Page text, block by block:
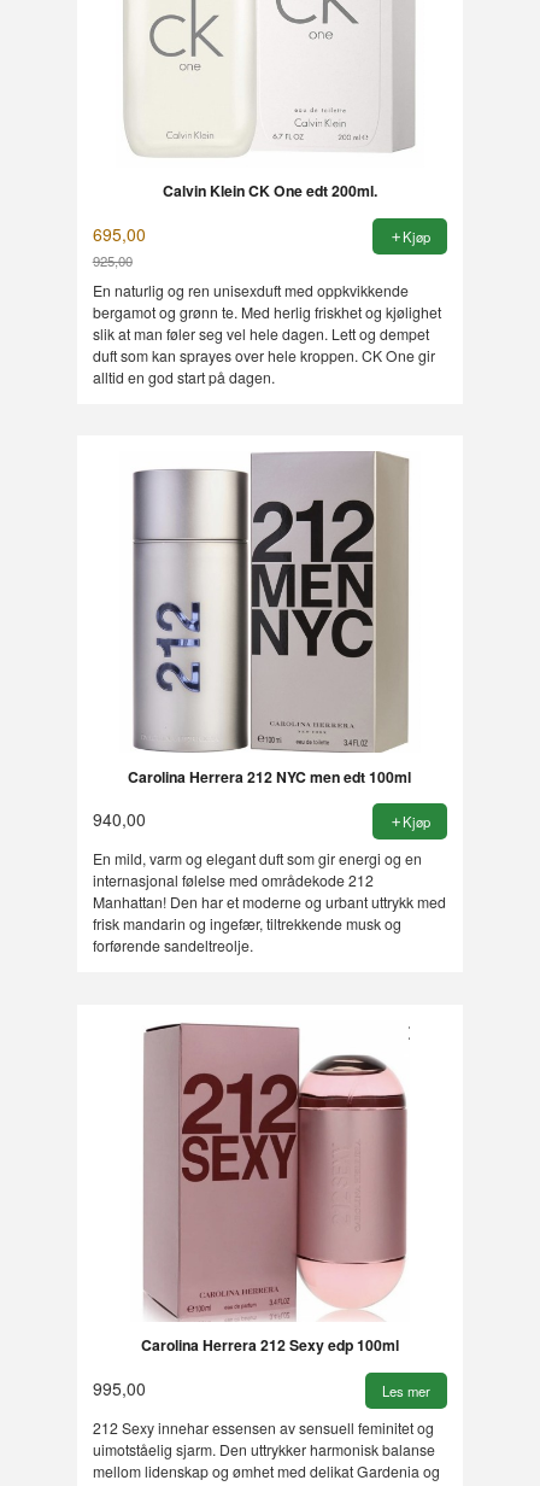
Calvin Klein CK One edt 200ml.
695,00
925,00
Rabatt
Kjøp
En naturlig og ren unisexduft med oppkvikkende
bergamot og grønn te. Med herlig friskhet og kjølighet
slik at man føler seg vel hele dagen. Lett og dempet
duft som kan sprayes over hele kroppen. CK One gir
alltid en god start på dagen.
Carolina Herrera 212 NYC men edt 100ml
940,00 Kjøp
En mild, varm og elegant duft som gir energi og en
internasjonal følelse med områdekode 212
Manhattan! Den har et moderne og urbant uttrykk med
frisk mandarin og ingefær, tiltrekkende musk og
forførende sandeltreolje.
Carolina Herrera 212 Sexy edp 100ml
995,00 Les mer
212 Sexy innehar essensen av sensuell feminitet og
uimotståelig sjarm. Den uttrykker harmonisk balanse
mellom lidenskap og ømhet med delikat Gardenia og